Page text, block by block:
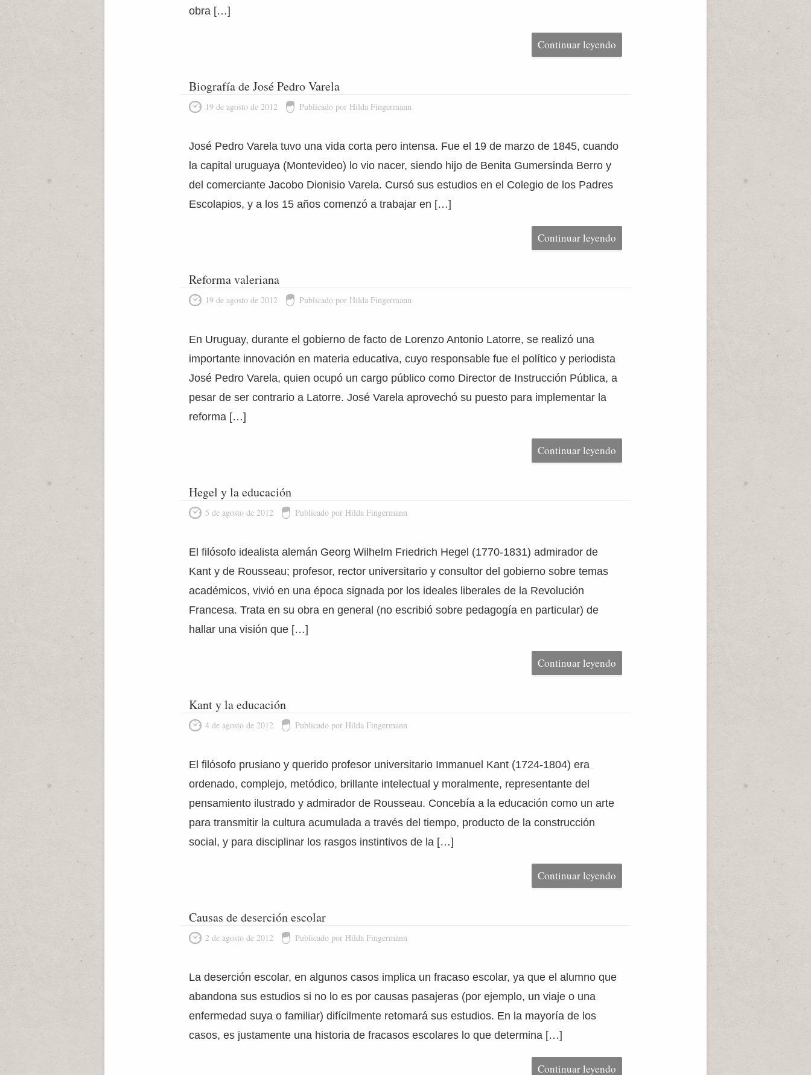
obra […]
Continuar leyendo
Biografía de José Pedro Varela
19 de agosto de 2012 Publicado por Hilda Fingermann
José Pedro Varela tuvo una vida corta pero intensa. Fue el 19 de marzo de 1845, cuando
la capital uruguaya (Montevideo) lo vio nacer, siendo hijo de Benita Gumersinda Berro y
del comerciante Jacobo Dionisio Varela. Cursó sus estudios en el Colegio de los Padres
Escolapios, y a los 15 años comenzó a trabajar en […]
Continuar leyendo
Reforma valeriana
19 de agosto de 2012 Publicado por Hilda Fingermann
En Uruguay, durante el gobierno de facto de Lorenzo Antonio Latorre, se realizó una
importante innovación en materia educativa, cuyo responsable fue el político y periodista
José Pedro Varela, quien ocupó un cargo público como Director de Instrucción Pública, a
pesar de ser contrario a Latorre. José Varela aprovechó su puesto para implementar la
reforma […]
Continuar leyendo
Hegel y la educación
5 de agosto de 2012 Publicado por Hilda Fingermann
El filósofo idealista alemán Georg Wilhelm Friedrich Hegel (1770-1831) admirador de
Kant y de Rousseau; profesor, rector universitario y consultor del gobierno sobre temas
académicos, vivió en una época signada por los ideales liberales de la Revolución
Francesa. Trata en su obra en general (no escribió sobre pedagogía en particular) de
hallar una visión que […]
Continuar leyendo
Kant y la educación
4 de agosto de 2012 Publicado por Hilda Fingermann
El filósofo prusiano y querido profesor universitario Immanuel Kant (1724-1804) era
ordenado, complejo, metódico, brillante intelectual y moralmente, representante del
pensamiento ilustrado y admirador de Rousseau. Concebía a la educación como un arte
para transmitir la cultura acumulada a través del tiempo, producto de la construcción
social, y para disciplinar los rasgos instintivos de la […]
Continuar leyendo
Causas de deserción escolar
2 de agosto de 2012 Publicado por Hilda Fingermann
La deserción escolar, en algunos casos implica un fracaso escolar, ya que el alumno que
abandona sus estudios si no lo es por causas pasajeras (por ejemplo, un viaje o una
enfermedad suya o familiar) difícilmente retomará sus estudios. En la mayoría de los
casos, es justamente una historia de fracasos escolares lo que determina […]
Continuar leyendo